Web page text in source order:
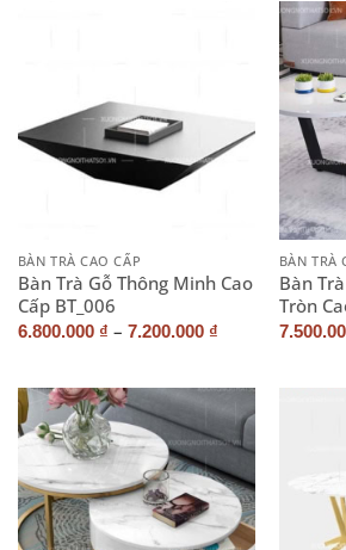
BÀN TRÀ CAO CẤP
Bàn Trà Gỗ Thông Minh Cao
Cấp BT_006
6.800.000 ₫ – 7.200.000 ₫
BÀN TRÀ
Bàn
Tròn